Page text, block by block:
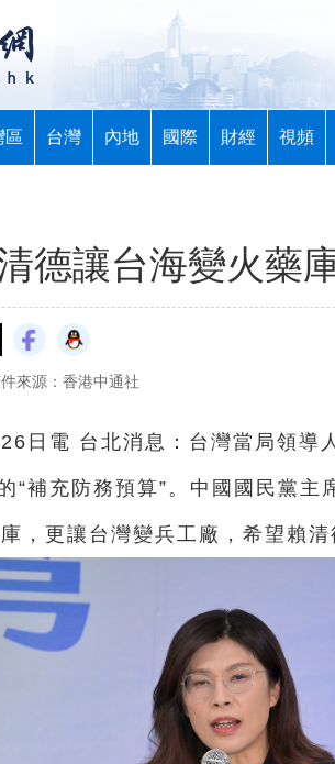
區 台灣 內地 國際 財經 視頻
德讓台海變火藥
來源：香港中通社
日電 台北消息：台灣當局領導
“補充防務預算”。中國國民黨主
，更讓台灣變兵工廠，希望賴清